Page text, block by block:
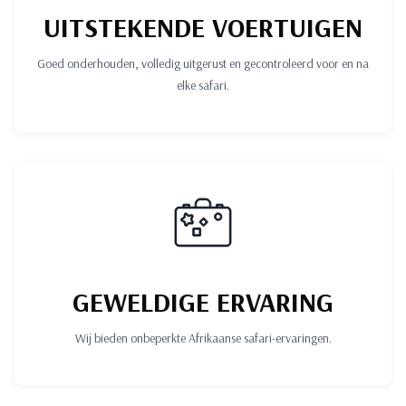
UITSTEKENDE VOERTUIGEN
Goed onderhouden, volledig uitgerust en gecontroleerd voor en na
elke safari.
GEWELDIGE ERVARING
Wij bieden onbeperkte Afrikaanse safari-ervaringen.